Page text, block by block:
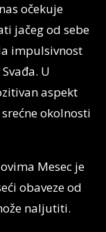
očekuje
jačeg od sebe
impulsivnost
U
aspekt
okolnosti
Mesec je
obaveze od
naljutiti.